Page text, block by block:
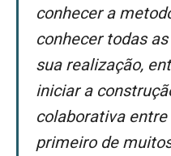
conhecer a
conhecer todas
sua realização,
iniciar a
colaborativa
primeiro de